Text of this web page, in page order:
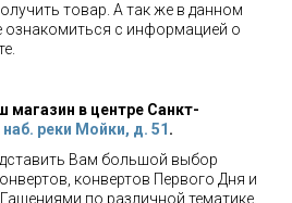
товар. А так же в данном
ознакомиться с информацией о
магазин в центре Санкт-
наб. реки Мойки, д. 51 .
Вам большой выбор
конвертов Первого Дня и
по различной тематике,